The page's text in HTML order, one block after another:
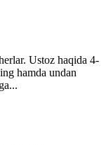
Ustoz haqida 4-
hamda undan